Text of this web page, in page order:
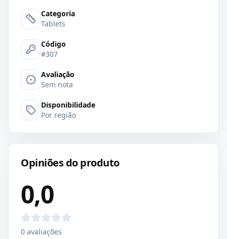
Categoria
Tablets
Código
#307
Avaliação
Sem nota
Disponibilidade
Por região
Opiniões do produto
0,0
0 avaliações